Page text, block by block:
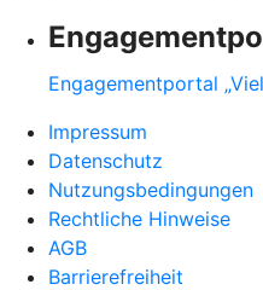
Engagementportal
Impressum
Datenschutz
Nutzungsbedingungen
Rechtliche Hinweise
AGB
Barrierefreiheit